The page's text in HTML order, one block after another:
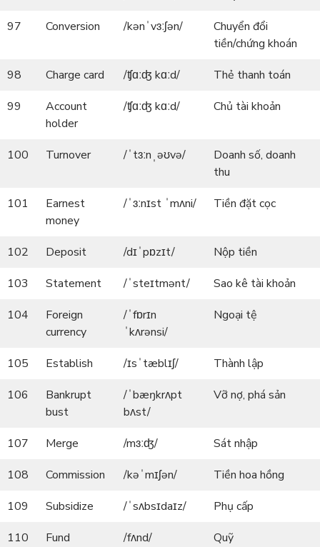
97
Conversion /kənˈvɜːʃən/
Chuyển đổi
tiền/chứng khoán
98
Charge card /ʧɑːʤ kɑːd/
Thẻ thanh toán
99
Account
holder
/ʧɑːʤ kɑːd/ Chủ tài khoản
100 Turnover /ˈtɜːnˌəʊvə/
Doanh số, doanh
thu
101
Earnest
money
/ˈɜːnɪst ˈmʌni/ Tiền đặt cọc
102 Deposit /dɪˈpɒzɪt/
Nộp tiền
103
Statement /ˈsteɪtmənt/
Sao kê tài khoản
104
Foreign
currency
/ˈfɒrɪn
ˈkʌrənsi/
Ngoại tệ
105 Establish /ɪsˈtæblɪʃ/
Thành lập
106
Bankrupt
bust
/ˈbæŋkrʌpt
bʌst/
Vỡ nợ, phá sản
107 Merge /mɜːʤ/
Sát nhập
108
Commission /kəˈmɪʃən/
Tiền hoa hồng
109
Subsidize /ˈsʌbsɪdaɪz/
Phụ cấp
110
Fund /fʌnd/
Quỹ